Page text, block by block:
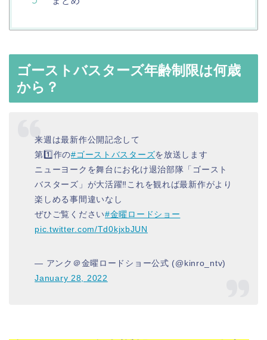
ゴーストバスターズ年齢制限は何歳
から？
来週は最新作公開記念して
第1️⃣作の#ゴーストバスターズを放送します
ニューヨークを舞台にお化け退治部隊「ゴースト
バスターズ」が大活躍‼️これを観れば最新作がより
楽しめる事間違いなし
ぜひご覧ください#金曜ロードショー
pic.twitter.com/Td0kjxbJUN
— アンク＠金曜ロードショー公式 (@kinro_ntv)
January 28, 2022